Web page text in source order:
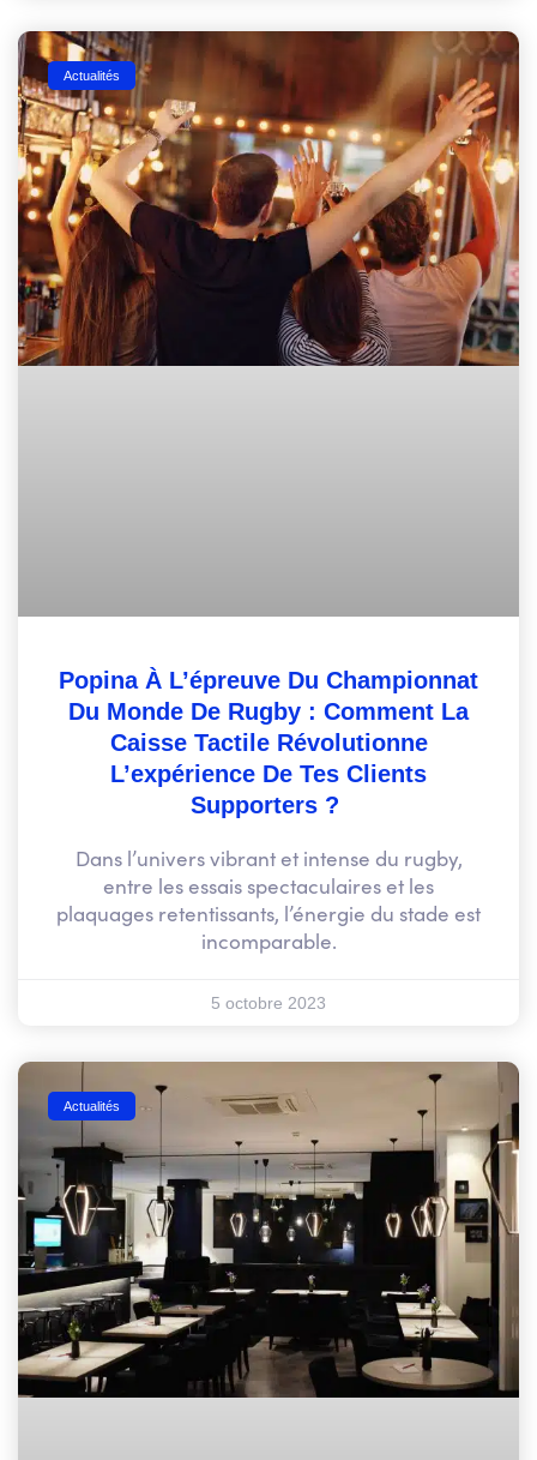
Actualités
Popina À L’épreuve Du Championnat
Du Monde De Rugby : Comment La
Caisse Tactile Révolutionne
L’expérience De Tes Clients
Supporters ?
Dans l’univers vibrant et intense du rugby,
entre les essais spectaculaires et les
plaquages retentissants, l’énergie du stade est
incomparable.
5 octobre 2023
Actualités